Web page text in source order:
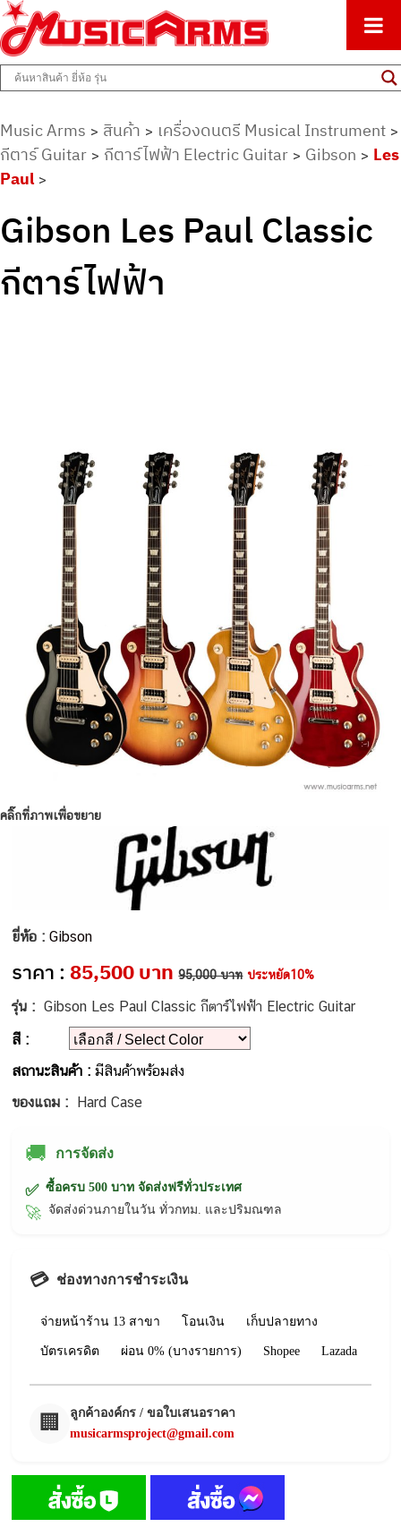
Music Arms
ศูนย์รวมครื่องดนตรีทุกชนิด ตั้งแต่เริ่มต้นถึงมืออาชีพ
Music Arms > สินค้า > เครื่องดนตรี Musical Instrument >
กีตาร์ Guitar > กีตาร์ไฟฟ้า Electric Guitar > Gibson > Les
Paul>
Gibson Les Paul Classic
กีตาร์ไฟฟ้า
คลิ๊กที่ภาพเพื่อขยาย
ยี่ห้อ :Gibson
ราคา : 85,500 บาท 95,000 บาท ประหยัด10%
รุ่น :Gibson Les Paul Classic กีตาร์ไฟฟ้า Electric Guitar
สี :
สถานะสินค้า :มีสินค้าพร้อมส่ง
ของแถม :
Hard Case
🚚 การจัดส่ง
✅ ซื้อครบ 500 บาท จัดส่งฟรีทั่วประเทศ
🚀 จัดส่งด่วนภายในวัน ทั่วกทม. และปริมณฑล
💳 ช่องทางการชำระเงิน
จ่ายหน้าร้าน 13 สาขา โอนเงิน เก็บปลายทาง
บัตรเครดิต ผ่อน 0% (บางรายการ) Shopee Lazada
🏢
ลูกค้าองค์กร / ขอใบเสนอราคา
musicarmsproject@gmail.com